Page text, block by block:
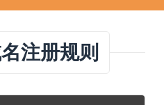
注册规则